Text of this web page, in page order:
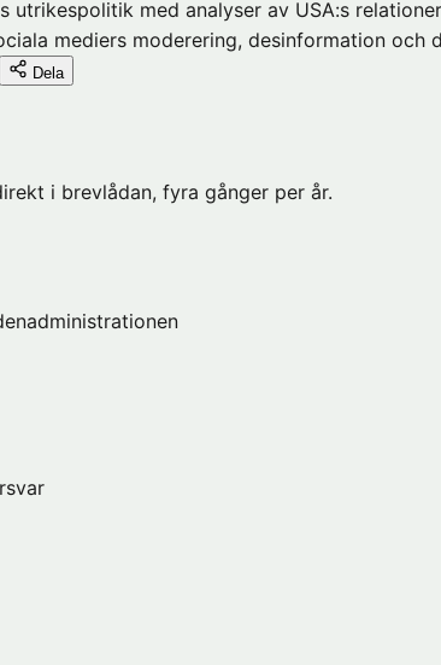
utrikespolitik med analyser av USA:s
mediers moderering, desinformation
Dela
i brevlådan, fyra gånger per år.